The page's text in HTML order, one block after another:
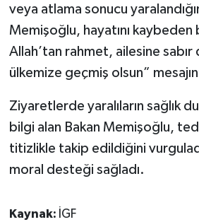
veya atlama sonucu
Memişoğlu, hayatını kaybeden
Allah’tan rahmet, ailesine sabır
ülkemize geçmiş olsun”
Ziyaretlerde yaralıların sağlık
bilgi alan Bakan Memişoğlu,
titizlikle takip edildiğini
moral desteği sağladı.
Kaynak: İGF